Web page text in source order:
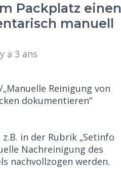
Packplatz
manuell
a 3 ans
Reinigung von
dokumentieren“
in der Rubrik „Setinfo
Nachreinigung des
nachvollzogen werden.